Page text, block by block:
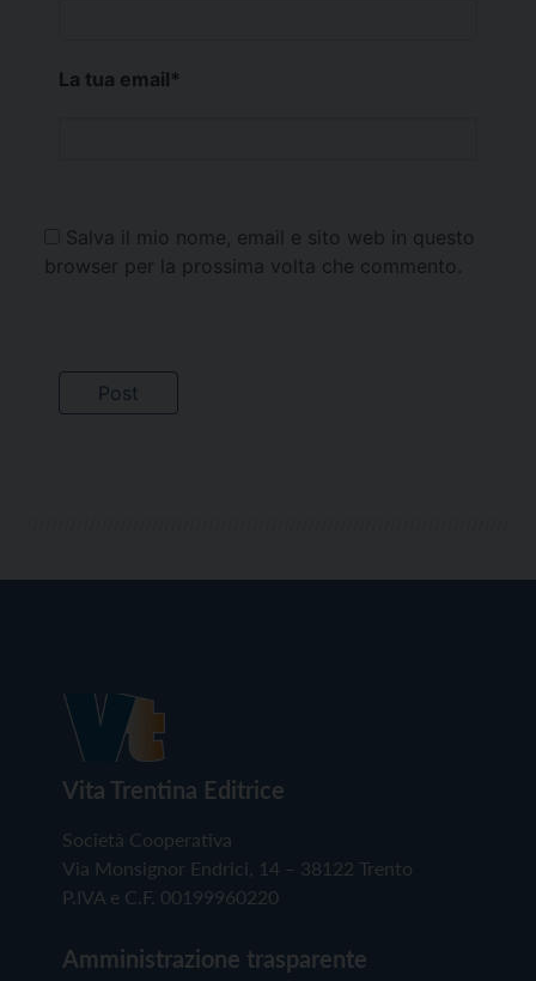
La tua email*
Salva il mio nome, email e sito web in questo
browser per la prossima volta che commento.
Vita Trentina Editrice
Società Cooperativa
Via Monsignor Endrici, 14 – 38122 Trento
P.IVA e C.F. 00199960220
Amministrazione trasparente